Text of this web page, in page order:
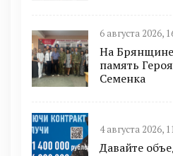
6 августа 2026,
На
память
Семенка
4 августа 2026,
Давайте